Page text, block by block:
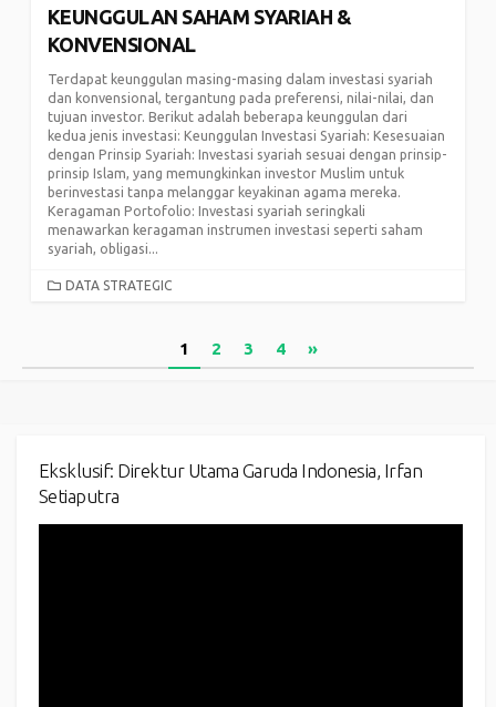
KEUNGGULAN SAHAM SYARIAH &
KONVENSIONAL
Terdapat keunggulan masing-masing dalam investasi syariah
dan konvensional, tergantung pada preferensi, nilai-nilai, dan
tujuan investor. Berikut adalah beberapa keunggulan dari
kedua jenis investasi: Keunggulan Investasi Syariah: Kesesuaian
dengan Prinsip Syariah: Investasi syariah sesuai dengan prinsip-
prinsip Islam, yang memungkinkan investor Muslim untuk
berinvestasi tanpa melanggar keyakinan agama mereka.
Keragaman Portofolio: Investasi syariah seringkali
menawarkan keragaman instrumen investasi seperti saham
syariah, obligasi...
CATEGORIES
DATA STRATEGIC
1 2 3 4 »
Eksklusif: Direktur Utama Garuda Indonesia, Irfan
Setiaputra